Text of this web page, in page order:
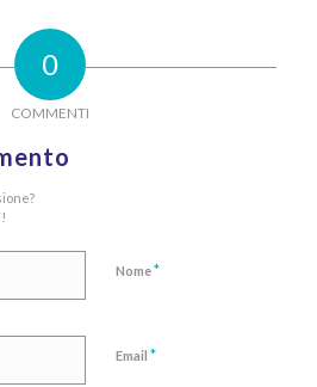
0
COMMENTI
Nome*
Email *